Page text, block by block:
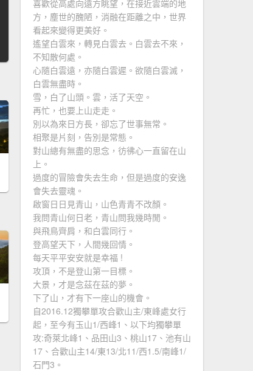
喜歡從高處向遠方眺望，在接近雲端的地
方，塵世的醜陋，消融在距離之中，世界
看起來變得更美好。
遙望白雲來，轉見白雲去。白雲去不來，
不知散何處。
心隨白雲遠，亦隨白雲遲。欲隨白雲滅，
白雲無盡時。
雪，白了山頭。雲，活了天空。
再忙，也要上山走走。
別以為來日方長，卻忘了世事無常。
相聚是片刻，告別是常態。
對山總有無盡的思念，彷彿心一直留在山
上。
過度的冒險會失去生命，但是過度的安逸
會失去靈魂。
啟窗日日見青山，山色青青不改顏。
我問青山何日老，青山問我幾時閒。
與飛鳥齊肩，和白雲同行。
登高望天下，人間幾回情。
每天平平安安就是幸福 !
攻頂，不是登山第一目標。
大景，才是念茲在茲的夢。
下了山，才有下一座山的機會。
自2016.12獨攀單攻合歡山主/東峰處女行
起，至今有玉山1/西峰1、以下均獨攀單
攻:奇萊北峰1、品田山3、桃山17、池有山
17、合歡山主14/東13/北11/西1.5/南峰1/
石門3。